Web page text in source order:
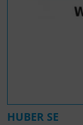
HUBER SE